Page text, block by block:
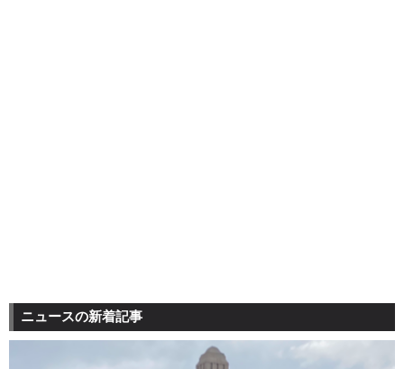
ニュースの新着記事